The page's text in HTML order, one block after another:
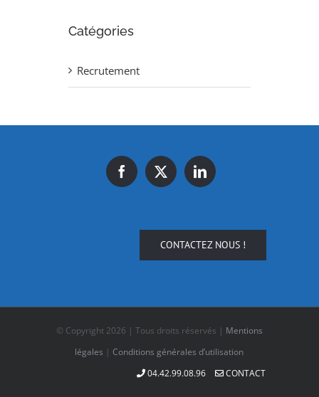
Catégories
Recrutement
CONTACTEZ NOUS !
© Copyright 2026 | Tous droits réservés | Mentions
légales |Conditions générales d’utilisation
04.42.99.08.96
CONTACT